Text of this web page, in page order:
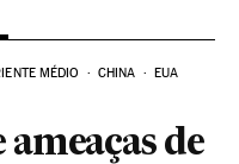
MÉDIO CHINA EUA
de